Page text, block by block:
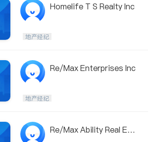
Homelife T S Realty Inc
地产经纪
Re/Max Enterprises Inc
地产经纪
Re/Max Ability Real Est